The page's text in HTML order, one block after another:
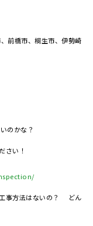
前橋市、桐生市、伊勢崎
のかな？
さい！
事方法はないの？ どん